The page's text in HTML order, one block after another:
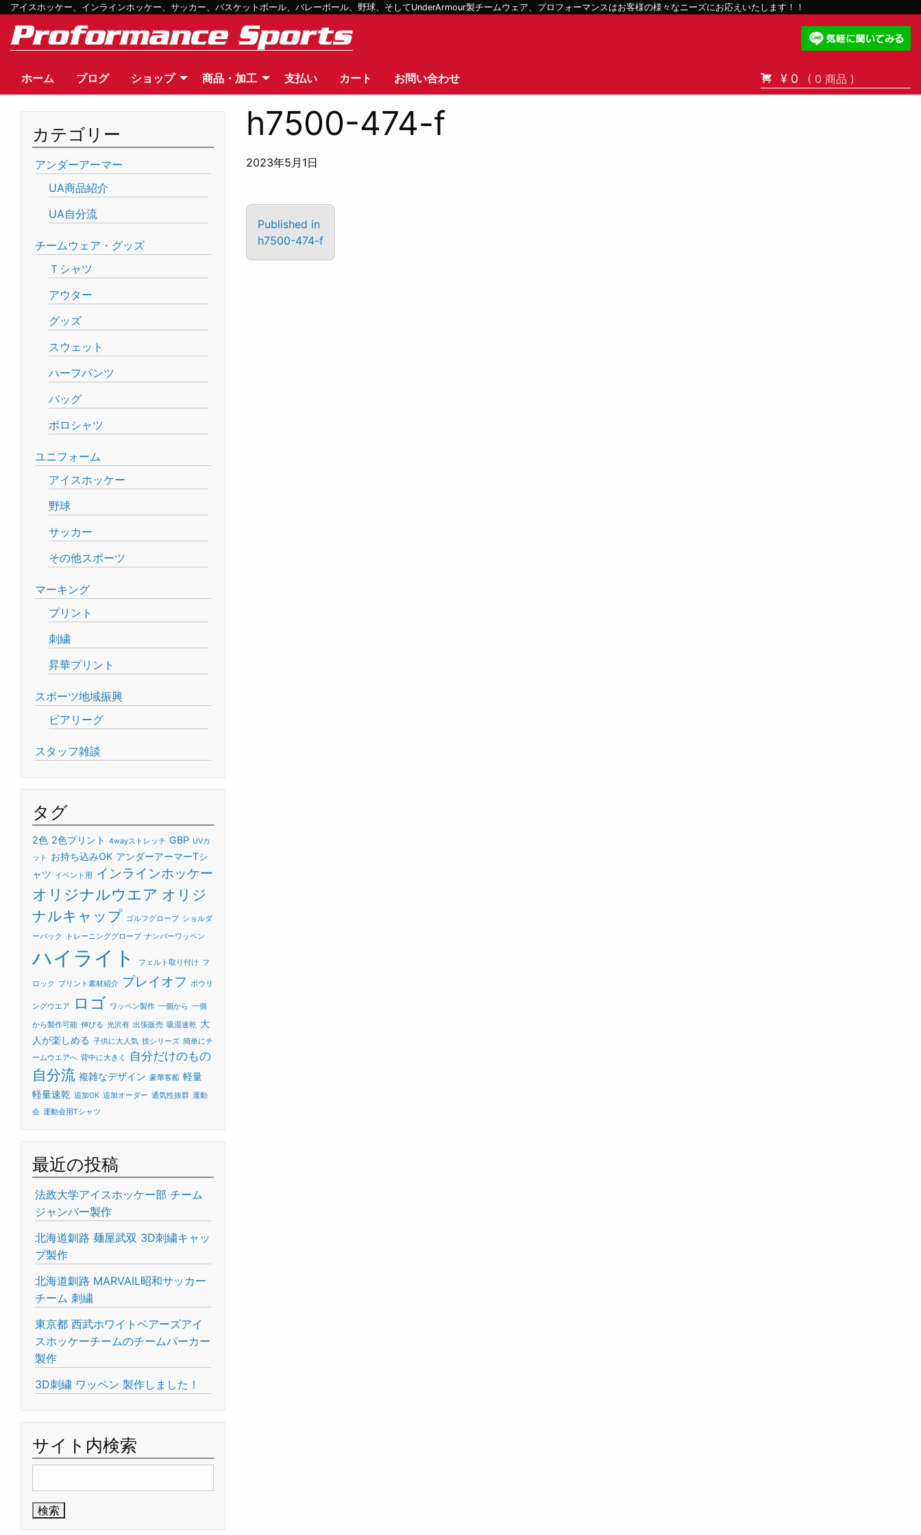
アイスホッケー、インラインホッケー、サッカー、バスケットボール、バレーボール、野球、そしてUnderArmour製チームウェア、プロフォーマンスはお客様の様々なニーズにお応えいたします！！
ホーム ブログ ショップ 商品・加工 支払い カート お問い合わせ ¥ 0 ( 0 商品 )
h7500-474-f
2023年5月1日
Published in
h7500-474-f
カテゴリー
アンダーアーマー
UA商品紹介
UA自分流
チームウェア・グッズ
Ｔシャツ
アウター
グッズ
スウェット
ハーフパンツ
バッグ
ポロシャツ
ユニフォーム
アイスホッケー
野球
サッカー
その他スポーツ
マーキング
プリント
刺繍
昇華プリント
スポーツ地域振興
ビアリーグ
スタッフ雑談
タグ
2色 2色プリント 4wayストレッチ GBP UVカ
ット
お持ち込みOK アンダーアーマーTシ
ャツ イベント用 インラインホッケー
オリジナルウエア オリジ
ナルキャップ ゴルフグローブ ショルダ
ーバック
トレーニンググローブ ナンバーワッペン
ハイライト フェルト取り付け フ
ロック プリント素材紹介 プレイオフ ボウリ
ングウエア ロゴ ワッペン製作 一個から 一個
から製作可能 伸びる 光沢有 出張販売 吸湿速乾 大
人が楽しめる 子供に大人気 技シリーズ 簡単にチ
ームウエアへ 背中に大きく 自分だけのもの
自分流 複雑なデザイン 豪華客船 軽量
軽量速乾 追加OK 追加オーダー 通気性抜群 運動
会 運動会用Tシャツ
最近の投稿
法政大学アイスホッケー部 チーム
ジャンバー製作
北海道釧路 麺屋武双 3D刺繍キャッ
プ製作
北海道釧路 MARVAIL昭和サッカー
チーム 刺繍
東京都 西武ホワイトベアーズアイ
スホッケーチームのチームパーカー
製作
3D刺繍 ワッペン 製作しました！
サイト内検索
索: